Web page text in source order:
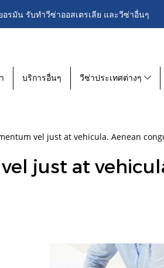
รมัน รับทำวีซ่าออสเตรเลีย และวีซ่าอื่นๆ
บริการอื่นๆ วีซ่าประเทศต่างๆ
vel just at vehicula. Aenean
just at